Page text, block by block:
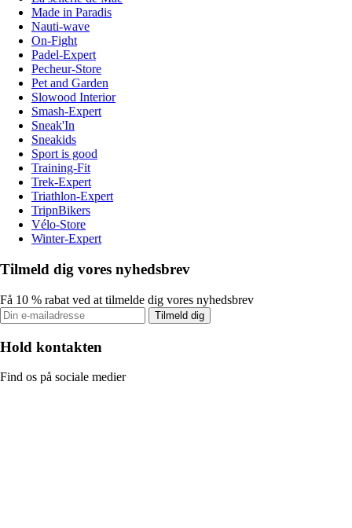
Made in Paradis
Nauti-wave
On-Fight
Padel-Expert
Pecheur-Store
Pet and Garden
Slowood Interior
Smash-Expert
Sneak'In
Sneakids
Sport is good
Training-Fit
Trek-Expert
Triathlon-Expert
TripnBikers
Vélo-Store
Winter-Expert
Tilmeld dig vores nyhedsbrev
Få 10 % rabat ved at tilmelde dig vores nyhedsbrev
Tilmeld dig
Hold kontakten
Find os på sociale medier